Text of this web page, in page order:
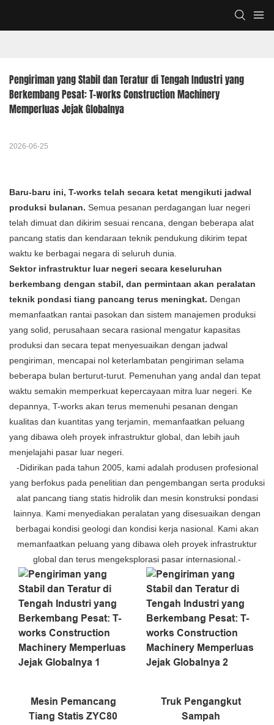
Pengiriman yang Stabil dan Teratur di Tengah Industri yang
Berkembang Pesat: T-works Construction Machinery
Memperluas Jejak Globalnya
2026-06-25
Baru-baru ini, T-works telah secara ketat mengikuti jadwal
produksi bulanan. Semua pesanan perdagangan luar negeri
telah dimuat dan dikirim sesuai rencana, dengan beberapa alat
pancang statis dan kendaraan teknik pendukung dikirim tepat
waktu ke berbagai negara di seluruh dunia.
Sektor infrastruktur luar negeri secara keseluruhan
berkembang dengan stabil, dan permintaan akan peralatan
teknik pondasi tiang pancang terus meningkat. Dengan
memanfaatkan rantai pasokan dan sistem manajemen produksi
yang solid, perusahaan secara rasional mengatur kapasitas
produksi dan secara tepat menyesuaikan dengan jadwal
pengiriman, mencapai nol keterlambatan pengiriman selama
beberapa bulan berturut-turut. Pemenuhan yang andal dan tepat
waktu semakin memperkuat kepercayaan mitra luar negeri. Ke
depannya, T-works akan terus memenuhi pesanan dengan
kualitas dan kuantitas yang terjamin, memanfaatkan peluang
yang dibawa oleh proyek infrastruktur global, dan lebih jauh
menjelajahi pasar luar negeri.
-Didirikan pada tahun 2005, kami adalah produsen profesional
yang berfokus pada penelitian dan pengembangan serta produksi
alat pancang tiang statis hidrolik dan mesin konstruksi pondasi
lainnya. Kami menyediakan peralatan yang disesuaikan dengan
berbagai kondisi geologi dan kondisi kerja nasional. Kami akan
memanfaatkan peluang yang dibawa oleh proyek infrastruktur
global dan terus mengeksplorasi pasar internasional.-
Mesin Pemancang
Tiang Statis ZYC80
Truk Pengangkut
Sampah